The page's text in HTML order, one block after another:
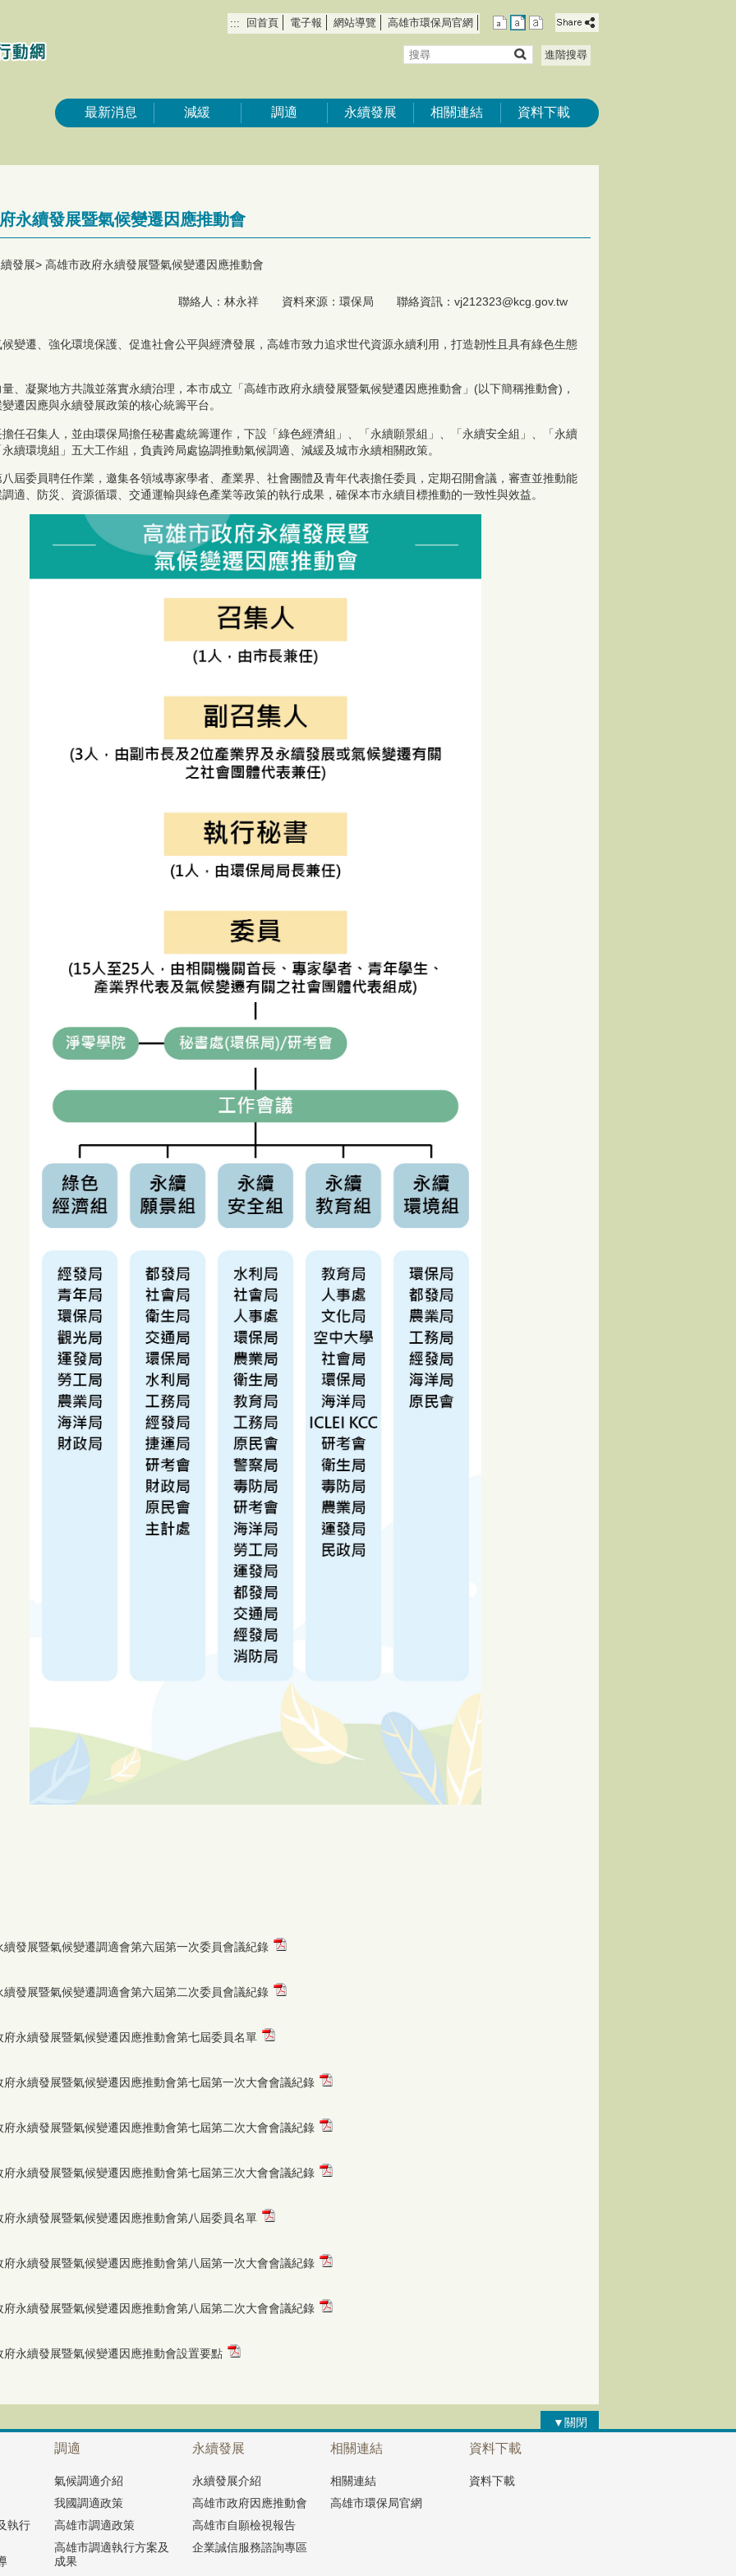
::: 回首頁 電子報 網站導覽 高雄市環保局官網
搜
尋
進階搜尋
最新消息 減緩 調適 永續發展 相關連結 資料下載
永續發展暨氣候變遷因應推動會
發展 高雄市政府永續發展暨氣候變遷因應推動會
聯絡人：林永祥 資料來源：環保局 聯絡資訊：vj212323@kcg.gov.tw
變遷、強化環境保護、促進社會公平與經濟發展，高雄市致力追求世代資源永續利用，打造韌性且具有綠色生態
、凝聚地方共識並落實永續治理，本市成立「高雄市政府永續發展暨氣候變遷因應推動會」(以下簡稱推動會)，
遷因應與永續發展政策的核心統籌平台。
任召集人，並由環保局擔任秘書處統籌運作，下設「綠色經濟組」、「永續願景組」、「永續安全組」、「永續
續環境組」五大工作組，負責跨局處協調推動氣候調適、減緩及城市永續相關政策。
屆委員聘任作業，邀集各領域專家學者、產業界、社會團體及青年代表擔任委員，定期召開會議，審查並推動能
適、防災、資源循環、交通運輸與綠色產業等政策的執行成果，確保本市永續目標推動的一致性與效益。
續發展暨氣候變遷調適會第六屆第一次委員會議紀錄
續發展暨氣候變遷調適會第六屆第二次委員會議紀錄
府永續發展暨氣候變遷因應推動會第七屆委員名單
府永續發展暨氣候變遷因應推動會第七屆第一次大會會議紀錄
府永續發展暨氣候變遷因應推動會第七屆第二次大會會議紀錄
府永續發展暨氣候變遷因應推動會第七屆第三次大會會議紀錄
府永續發展暨氣候變遷因應推動會第八屆委員名單
府永續發展暨氣候變遷因應推動會第八屆第一次大會會議紀錄
府永續發展暨氣候變遷因應推動會第八屆第二次大會會議紀錄
府永續發展暨氣候變遷因應推動會設置要點
▼關閉
執行
調適
氣候調適介紹
我國調適政策
高雄市調適政策
高雄市調適執行方案及
成果
永續發展
永續發展介紹
高雄市政府因應推動會
高雄市自願檢視報告
企業誠信服務諮詢專區
相關連結
相關連結
高雄市環保局官網
資料下載
資料下載